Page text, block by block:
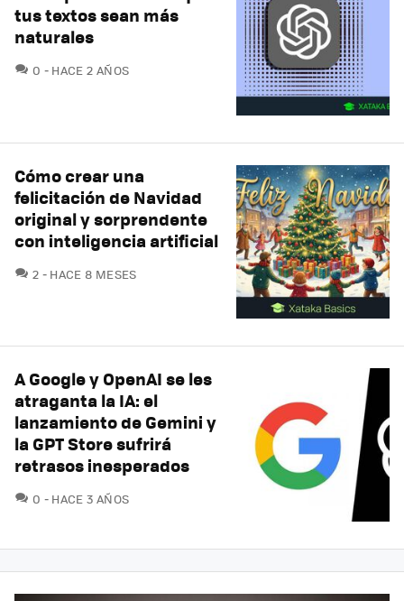
tus textos sean más
naturales
0 COMENTARIOS
HACE 2 AÑOS
Cómo crear una
felicitación de Navidad
original y sorprendente
con inteligencia artificial
2 COMENTARIOS
HACE 8 MESES
A Google y OpenAI se les
atraganta la IA: el
lanzamiento de Gemini y
la GPT Store sufrirá
retrasos inesperados
0 COMENTARIOS
HACE 3 AÑOS